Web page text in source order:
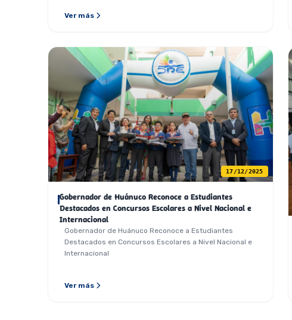
Ver más
17/12/2025
Gobernador de Huánuco Reconoce a Estudiantes
Destacados en Concursos Escolares a Nivel Nacional e
Internacional
Gobernador de Huánuco Reconoce a Estudiantes
Destacados en Concursos Escolares a Nivel Nacional e
Internacional
Ver más